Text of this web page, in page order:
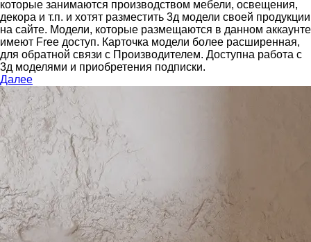
которые занимаются производством мебели, освещения,
декора и т.п. и хотят разместить 3д модели своей продукции
на сайте. Модели, которые размещаются в данном аккаунте
имеют Free доступ. Карточка модели более расширенная,
для обратной связи с Производителем. Доступна работа с
3д моделями и приобретения подписки.
Далее